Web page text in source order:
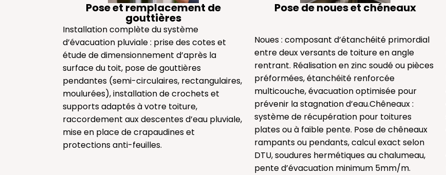
Pose et remplacement de
gouttières
Installation complète du système
d’évacuation pluviale : prise des cotes et
étude de dimensionnement d’après la
surface du toit, pose de gouttières
pendantes (semi-circulaires, rectangulaires,
moulurées), installation de crochets et
supports adaptés à votre toiture,
raccordement aux descentes d’eau pluviale,
mise en place de crapaudines et
protections anti-feuilles.
Pose de noues et chéneaux​
Noues : composant d’étanchéité primordial
entre deux versants de toiture en angle
rentrant. Réalisation en zinc soudé ou pièces
préformées, étanchéité renforcée
multicouche, évacuation optimisée pour
prévenir la stagnation d’eau.Chêneaux :
système de récupération pour toitures
plates ou à faible pente. Pose de chêneaux
rampants ou pendants, calcul exact selon
DTU, soudures hermétiques au chalumeau,
pente d’évacuation minimum 5mm/m.